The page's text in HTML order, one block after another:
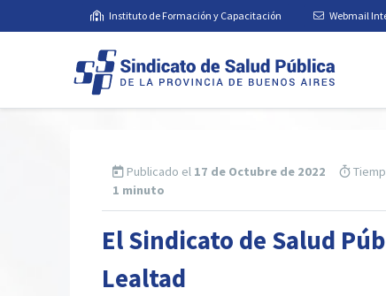
Instituto de Formación y Capacitación Webmail
Publicado el 17 de Octubre de 2022
1 minuto
El Sindicato de Salud
Lealtad